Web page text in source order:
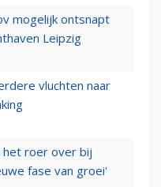
mogelijk ontsnapt
Leipzig
vluchten naar
het roer over bij
fase van groei'